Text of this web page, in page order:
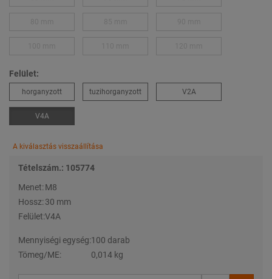
Felület:
horganyzott tuzihorganyzott V2A
V4A
A kiválasztás visszaállítása
Tételszám.: 105774
Menet: M8
Hossz: 30 mm
Felület:V4A
Mennyiségi egység:100 darab
Tömeg/ME:
0,014 kg